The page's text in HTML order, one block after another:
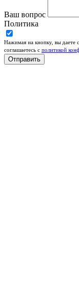
Ваш вопрос
Политика
Нажимая на кнопку, вы даете
соглашаетесь c политикой
Отправить